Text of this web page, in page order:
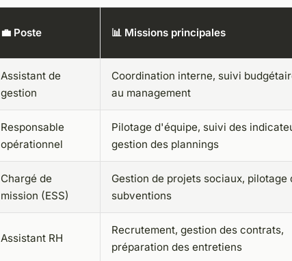
💼 Poste 📊 Missions principales
Assistant de
gestion
Coordination interne, suivi
au management
Responsable
opérationnel
Pilotage d'équipe, suivi des
gestion des plannings
Chargé de
mission (ESS)
Gestion de projets sociaux, pilotage
subventions
Assistant RH
Recrutement, gestion des contrats,
préparation des entretiens